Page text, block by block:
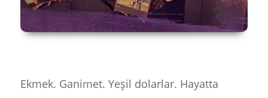
Ekmek. Ganimet. Yeşil dolarlar. Hayatta